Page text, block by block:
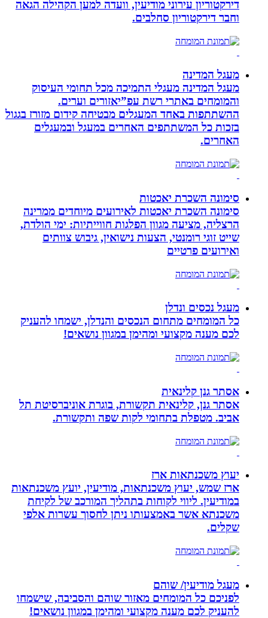
דירקטוריון עירוני מודיעין, וועדה למען הקהילה הגאה
וחבר דירקטוריון סחלבים.
מעגל המדינה
מעגל המדינה מעגלי התמיכה מכל תחומי העיסוק
והמומחים באתרי רשת עפ”יאזורים וערים.
ההשתתפות באחד המעגלים מבטיחה קידום מזורז בגגול
בזכות כל המשתתפים האחרים במעגל ובמעגלים
האחרים.
סימונה השכרת יאכטות
סימונה השכרת יאכטות לאירועים מיוחדים ממרינה
הרצליה, מציעה מגוון הפלגות חווייתיות: ימי הולדת,
שייט זוגי רומנטי, הצעות נישואין, גיבוש צוותים
ואירועים פרטיים
מעגל נכסים ונדלן
כל המומחים מתחום הנכסים והנדלן, ישמחו להעניק
לכם מענה מקצועי ומהימן במגוון נושאים!
אסתר גנן קלינאית
אסתר גנן, קלינאית תקשורת, בוגרת אוניברסיטת תל
אביב. מטפלת בתחומי לקות שפה ותקשורת.
יעוץ משכנתאות ארז
ארז שמש, יעוץ משכנתאות, מודיעין, יועץ משכנתאות
במודיעין. ליווי לקוחות בתהליך המורכב של לקיחת
משכנתא אשר באמצעותו ניתן לחסוך עשרות אלפי
שקלים.
מעגל מודיעין/ שוהם
לפניכם כל המומחים מאזור שוהם והסביבה, שישמחו
להעניק לכם מענה מקצועי ומהימן במגוון נושאים!